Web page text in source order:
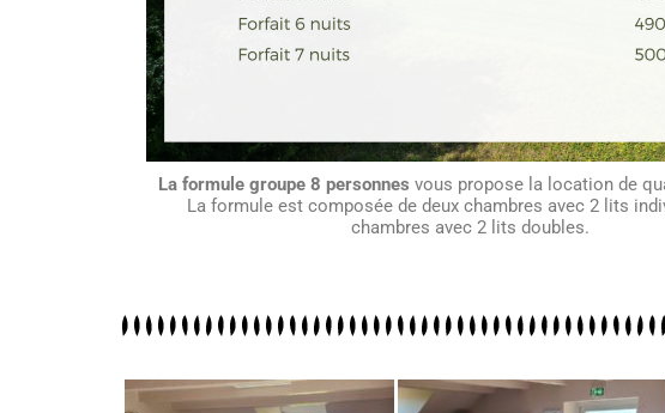
La formule groupe 8 personnes vous propose la location de
La formule est composée de deux chambres avec 2 lits
chambres avec 2 lits doubles.